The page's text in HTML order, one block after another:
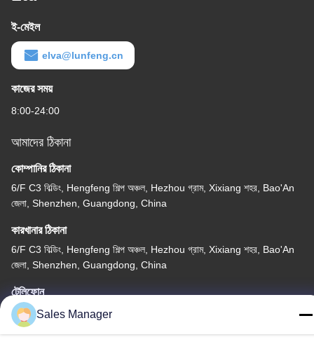
ই-মেইল
elva@lunfeng.cn
কাজের সময়
8:00-24:00
আমাদের ঠিকানা
কোম্পানির ঠিকানা
6/F C3 বিল্ডিং, Hengfeng শিল্প অঞ্চল, Hezhou গ্রাম, Xixiang শহর, Bao'An
জেলা, Shenzhen, Guangdong, China
কারখানার ঠিকানা
6/F C3 বিল্ডিং, Hengfeng শিল্প অঞ্চল, Hezhou গ্রাম, Xixiang শহর, Bao'An
জেলা, Shenzhen, Guangdong, China
টেলিফোন
86--13662697476
Sales Manager